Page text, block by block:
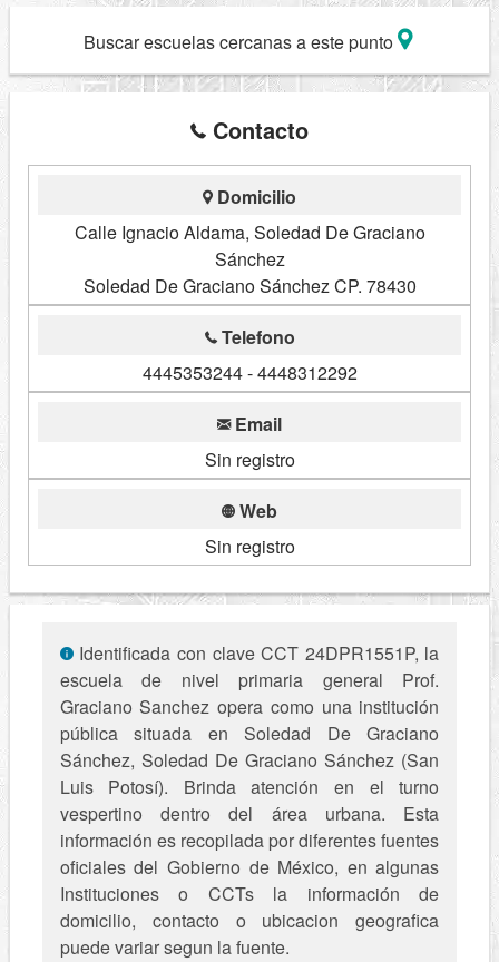
Buscar escuelas cercanas a este punto
Contacto
Domicilio
Calle Ignacio Aldama, Soledad De Graciano
Sánchez
Soledad De Graciano Sánchez CP. 78430
Telefono
4445353244 - 4448312292
Email
Sin registro
Web
Sin registro
Identificada con clave CCT 24DPR1551P, la
escuela de nivel primaria general Prof.
Graciano Sanchez opera como una institución
pública situada en Soledad De Graciano
Sánchez, Soledad De Graciano Sánchez (San
Luis Potosí). Brinda atención en el turno
vespertino dentro del área urbana. Esta
información es recopilada por diferentes fuentes
oficiales del Gobierno de México, en algunas
Instituciones o CCTs la información de
domicilio, contacto o ubicacion geografica
puede variar segun la fuente.